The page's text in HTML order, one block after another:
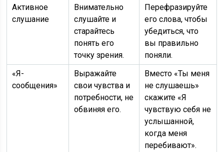
Активное
слушание
Внимательно
слушайте и
старайтесь
понять его
точку зрения.
Перефразируйте
его слова, чтобы
убедиться, что
вы правильно
поняли.
«Я-
сообщения»
Выражайте
свои чувства и
потребности, не
обвиняя его.
Вместо «Ты меня
не слушаешь»
скажите «Я
чувствую себя не
услышанной,
когда меня
перебивают».